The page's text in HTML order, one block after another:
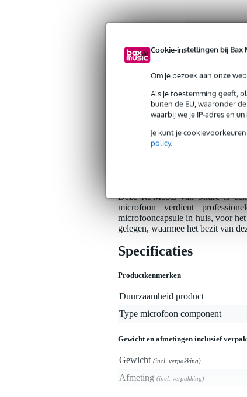
Cookie-instellingen bij Bax
Om je bezoek aan onze
Als je toestemming geeft,
buiten de EU, waaronder
waarbij we je IP-adres en
Je kunt je
policy.
Productinformatie Reviews(0)
Shure RPM89L
9000-0005-6452
Servicebelofte
Bax Music Garantie: Op dit
Op dit product krijg je 3 jaar Bax Music
Deze RPM89L van Shure is
microfoon verdient
microfooncapsule in huis, voor
gelegen, waarmee het bezit van
Specificaties
Productkenmerken
Duurzaamheid product
Type microfoon component
Gewicht en afmetingen inclusief
Gewicht (incl. verpakking)
Afmeting (incl. verpakking)